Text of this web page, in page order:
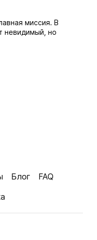
миссия. В
невидимый, но
Блог
FAQ